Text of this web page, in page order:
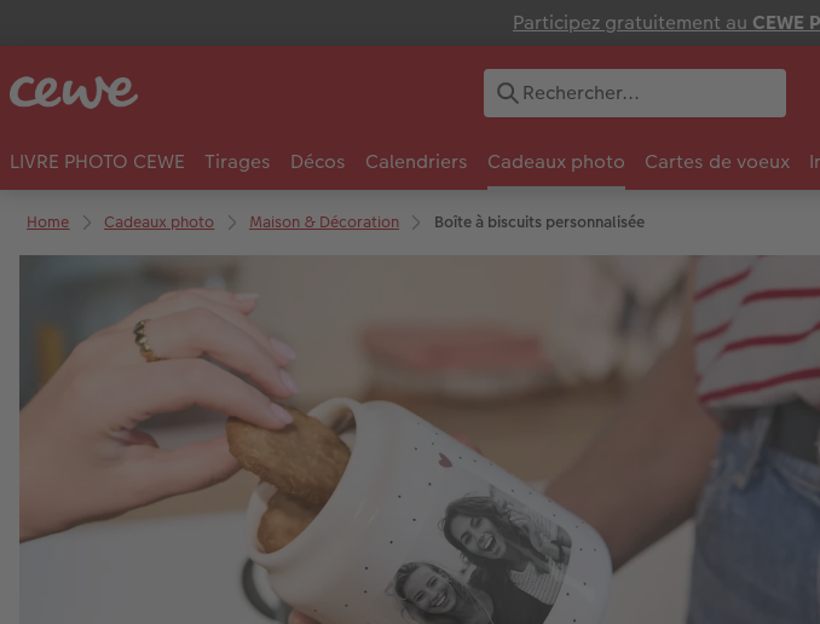
Participez gratuitement au CEWE
LIVRE PHOTO CEWE Tirages Décos Calendriers Cadeaux photo Cartes de voeux
Home Cadeaux photo Maison & Décoration Boîte à biscuits personnalisée